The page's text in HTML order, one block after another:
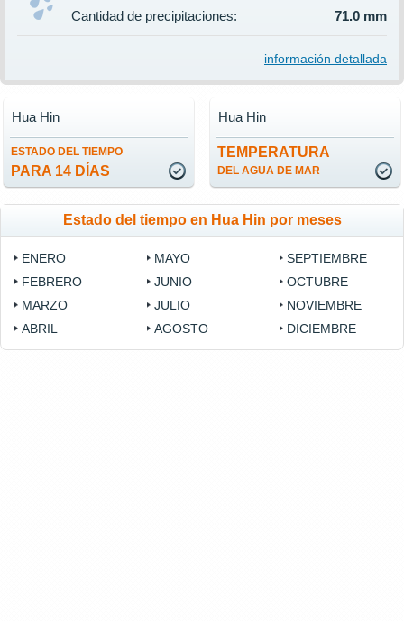
Cantidad de precipitaciones:
71.0 mm
información detallada
ESTADO DEL TIEMPO
PARA 14 DÍAS
Hua Hin
TEMPERATURA
DEL AGUA DE MAR
Hua Hin
Estado del tiempo en Hua Hin por meses
ENERO
FEBRERO
MARZO
ABRIL
MAYO
JUNIO
JULIO
AGOSTO
SEPTIEMBRE
OCTUBRE
NOVIEMBRE
DICIEMBRE